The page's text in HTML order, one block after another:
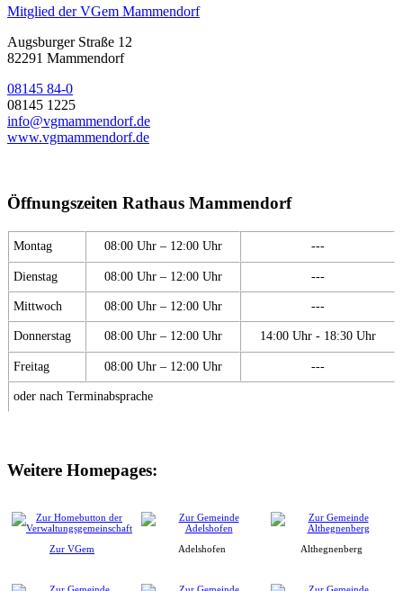
Mitglied der VGem Mammendorf
Augsburger Straße 12
82291 Mammendorf
08145 84-0
08145 1225
info@vgmammendorf.de
www.vgmammendorf.de
Öffnungszeiten Rathaus Mammendorf
Montag 08:00 Uhr – 12:00 Uhr ---
Dienstag 08:00 Uhr – 12:00 Uhr ---
Mittwoch 08:00 Uhr – 12:00 Uhr ---
Donnerstag 08:00 Uhr – 12:00 Uhr 14:00 Uhr - 18:30 Uhr
Freitag 08:00 Uhr – 12:00 Uhr ---
oder nach Terminabsprache
Weitere Homepages:
Zur VGem Adelshofen Althegnenberg